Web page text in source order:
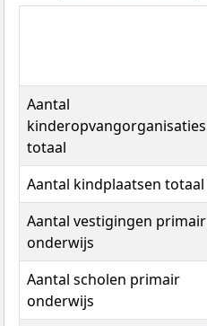
Aantal
kinderopvangorganisaties
totaal
Aantal kindplaatsen totaal
Aantal vestigingen primair
onderwijs
Aantal scholen primair
onderwijs